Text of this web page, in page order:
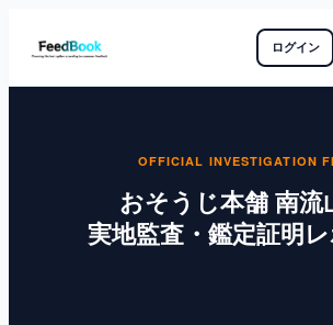
ログイン
OFFICIAL INVESTIGATION
おそうじ本舗 南流
実地監査・鑑定証明